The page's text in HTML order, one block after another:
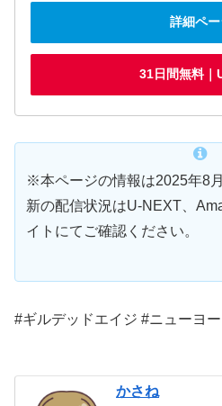
詳細ペ
31日間無料｜
※本ページの情報は2025年8
新の配信状況はU-NEXT、
イトにてご確認ください。
#ギルデッドエイジ #ニューヨ
かさね